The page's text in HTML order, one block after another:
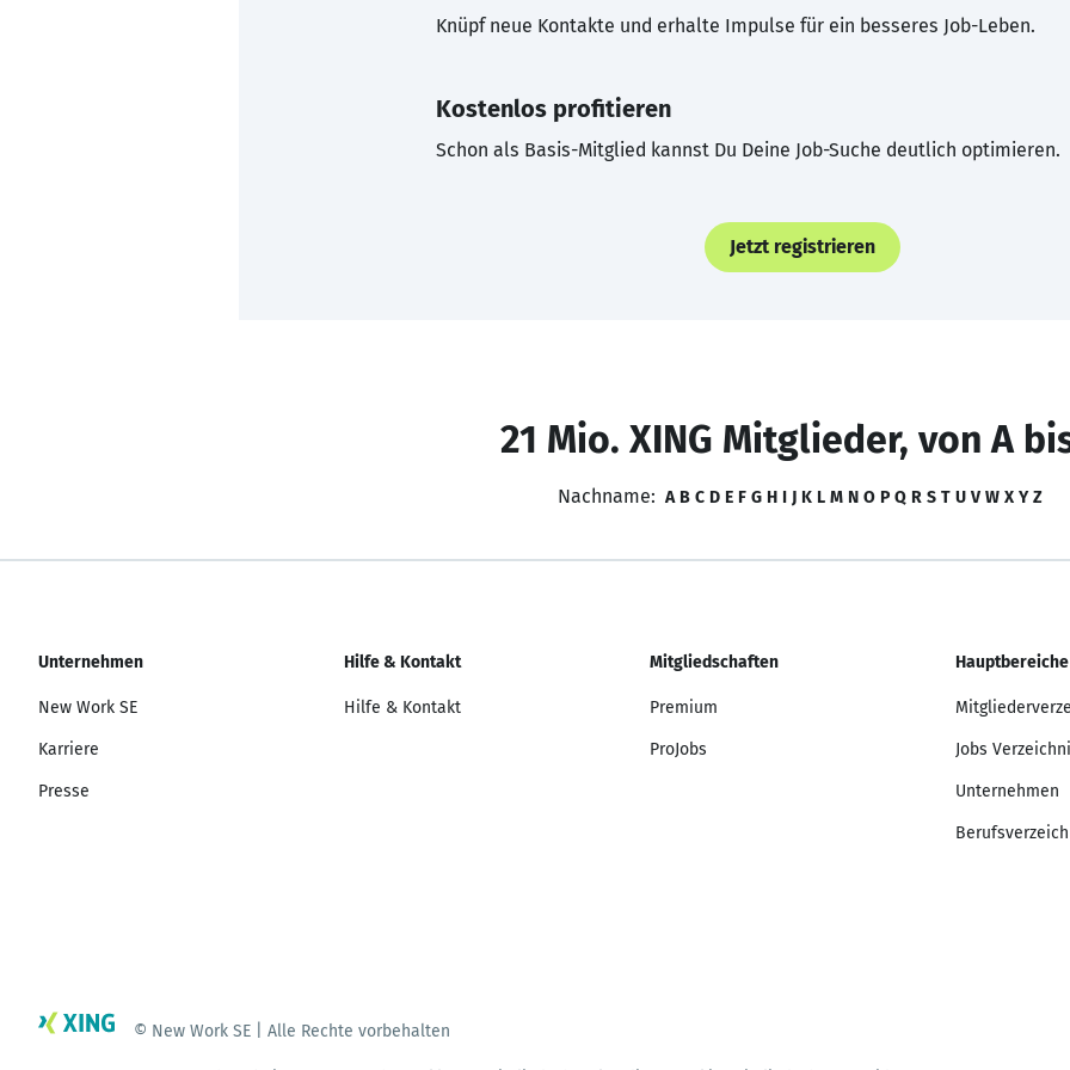
Knüpf neue Kontakte und erhalte Impulse für ein besseres Job-Leben.
Kostenlos profitieren
Schon als Basis-Mitglied kannst Du Deine Job-Suche deutlich optimieren.
Jetzt registrieren
21 Mio. XING Mitglieder, von A
Nachname: A B C D E F G H I J K L M N O P Q R S T U V W X Y Z
Unternehmen
New Work SE
Karriere
Presse
Hilfe & Kontakt
Hilfe & Kontakt
Mitgliedschaften
Premium
ProJobs
Hauptbereiche
Jobs
Unternehmen
© New Work SE | Alle Rechte vorbehalten